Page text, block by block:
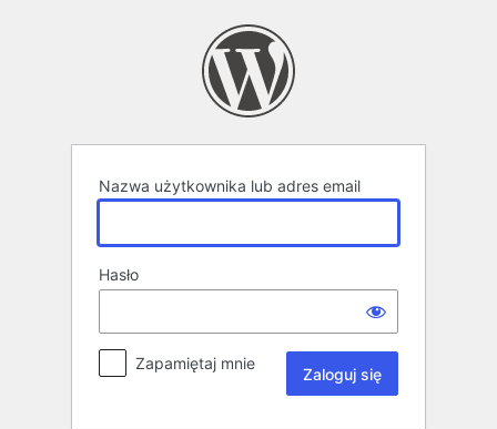
Nazwa użytkownika lub adres email
Hasło
Zapamiętaj mnie